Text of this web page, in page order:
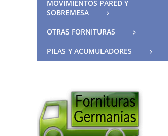
MOVIMIENTOS PARED Y
SOBREMESA
OTRAS FORNITURAS
PILAS Y ACUMULADORES